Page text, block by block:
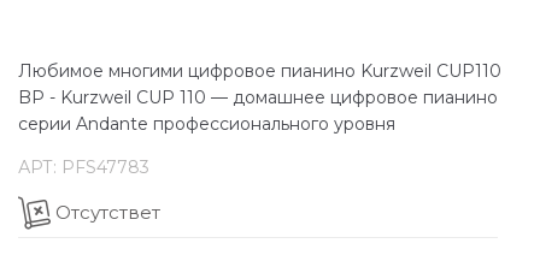
Любимое многими цифровое пианино Kurzweil CUP110
BP - Kurzweil CUP 110 — домашнее цифровое пианино
серии Andante профессионального уровня
АРТ: PFS47783
Отсутствет